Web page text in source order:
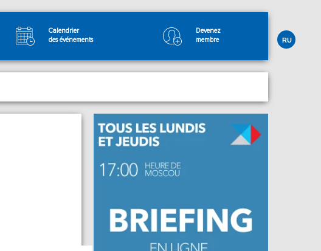
Calendrier
des événements
Devenez
membre
RU